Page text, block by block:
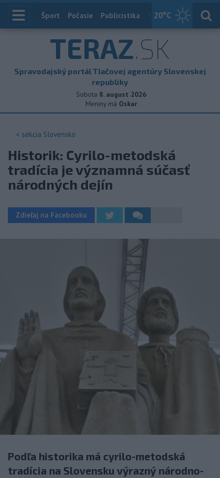
20°C
Index
Šport Počasie Publicistika Slovensko
TERAZ.SK
Spravodajský portál Tlačovej agentúry Slovenskej
republiky
Sobota 8. august 2026
Meniny má Oskar
< sekcia Slovensko
Historik: Cyrilo-metodská
tradícia je významná súčasť
národných dejín
Zdieľaj na Facebooku
Podľa historika má cyrilo-metodská
tradícia na Slovensku výrazný národno-